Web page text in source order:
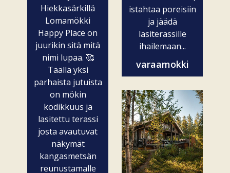
Hiekkasärkillä
Lomamökki
Happy Place on
juurikin sitä mitä
nimi lupaa. 🥰
Täällä yksi
parhaista jutuista
on mökin
kodikkuus ja
lasitettu terassi
josta avautuvat
näkymät
kangasmetsän
reunustamalle
istahtaa poreisiin
ja jäädä
lasiterassille
ihailemaan...
varaamokki